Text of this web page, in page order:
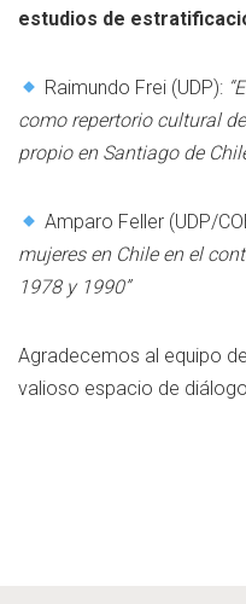
estudios de
Raimundo Frei (UDP):
como repertorio cultural
propio en Santiago de
Amparo Feller (UDP/
mujeres en Chile en el
1978 y 1990”
Agradecemos al equipo
valioso espacio de